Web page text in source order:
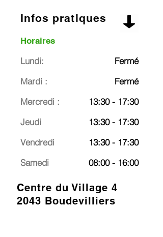
Infos pratiques
Horaires
Lundi:
Mardi :
Mercredi :
Jeudi
Vendredi
Samedi
Fermé
Fermé
13:30 - 17:30
13:30 - 17:30
13:30 - 17:30
08:00 - 16:00
Centre du Village 4
2043 Boudevilliers